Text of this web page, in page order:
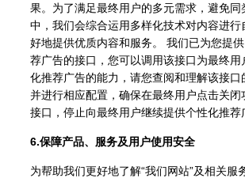
果。为了满足最终用户的多元需求，避免同
中，我们会综合运用多样化技术对内容进行
好地提供优质内容和服务。 我们已为您提
荐广告的接口，您可以调用该接口为最终用
化推荐广告的能力，请您查阅和理解该接口
并进行相应配置，确保在最终用户点击关闭
接口，停止向最终用户继续提供个性化推荐
6.保障产品、服务及用户使用安全
为帮助我们更好地了解“我们网站”及相关服